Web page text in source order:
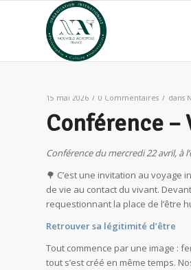
15 mai 2026 / 0 Commentaires / dans
Conférence –
Conférence du mercredi 22 avril, à
🌳 C’est une invitation au
de vie au contact du vivant.
requestionnant la place de l’être
Retrouver sa légitimité d’être
Tout commence par une image :
tout s’est créé en même temps.